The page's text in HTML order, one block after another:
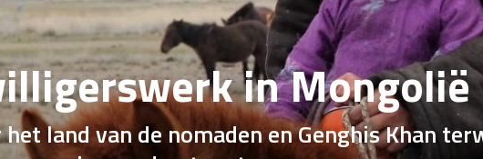
in Mongolië
het land van de nomaden en Genghis Khan